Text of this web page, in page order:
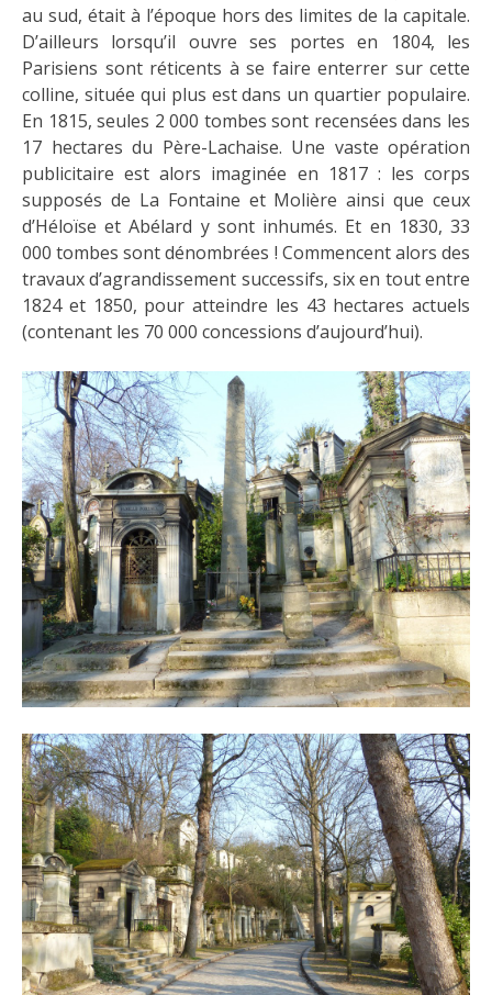
au sud, était à l’époque hors des limites de la capitale.
D’ailleurs lorsqu’il ouvre ses portes en 1804, les
Parisiens sont réticents à se faire enterrer sur cette
colline, située qui plus est dans un quartier populaire.
En 1815, seules 2 000 tombes sont recensées dans les
17 hectares du Père-Lachaise. Une vaste opération
publicitaire est alors imaginée en 1817 : les corps
supposés de La Fontaine et Molière ainsi que ceux
d’Héloïse et Abélard y sont inhumés. Et en 1830, 33
000 tombes sont dénombrées ! Commencent alors des
travaux d’agrandissement successifs, six en tout entre
1824 et 1850, pour atteindre les 43 hectares actuels
(contenant les 70 000 concessions d’aujourd’hui).